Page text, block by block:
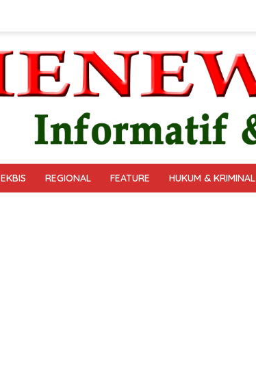
EKBIS REGIONAL FEATURE HUKUM & KRIMINAL